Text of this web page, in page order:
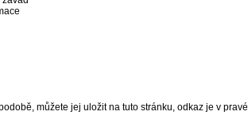
můžete jej uložit na tuto stránku, odkaz je v pravé